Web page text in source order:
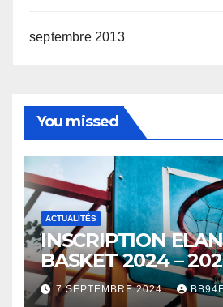
septembre 2013
You missed
ACTUALITÉS
INSCRIPTION
BASKET 2024 –
7 SEPTEMBRE 2024